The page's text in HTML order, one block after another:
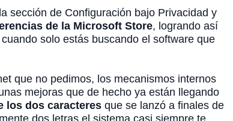
sección de Configuración bajo Privacidad y
de la Microsoft Store, logrando así
solo estás buscando el software que
que no pedimos, los mecanismos internos
mejoras que de hecho ya están llegando
los dos caracteres que se lanzó a finales de